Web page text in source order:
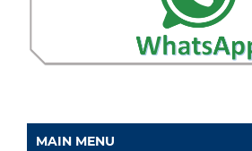
MAIN MENU